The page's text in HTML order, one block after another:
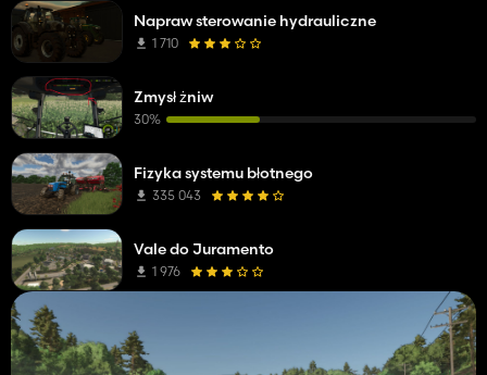
Napraw sterowanie hydrauliczne
1 710
Zmysł żniw
30%
Fizyka systemu błotnego
335 043
Vale do Juramento
1 976